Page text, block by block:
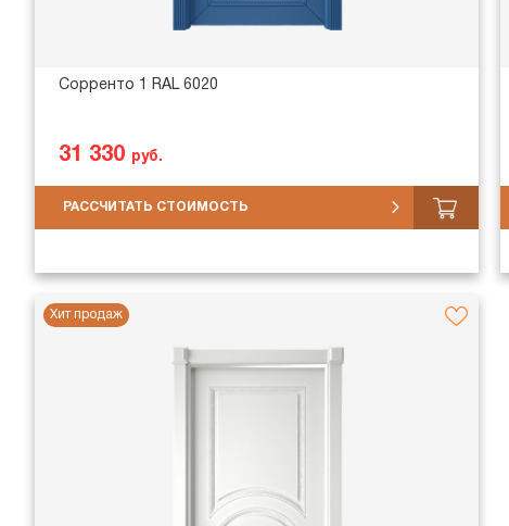
Сорренто 1 RAL 6020
31 330 руб.
РАССЧИТАТЬ СТОИМОСТЬ
Хит продаж